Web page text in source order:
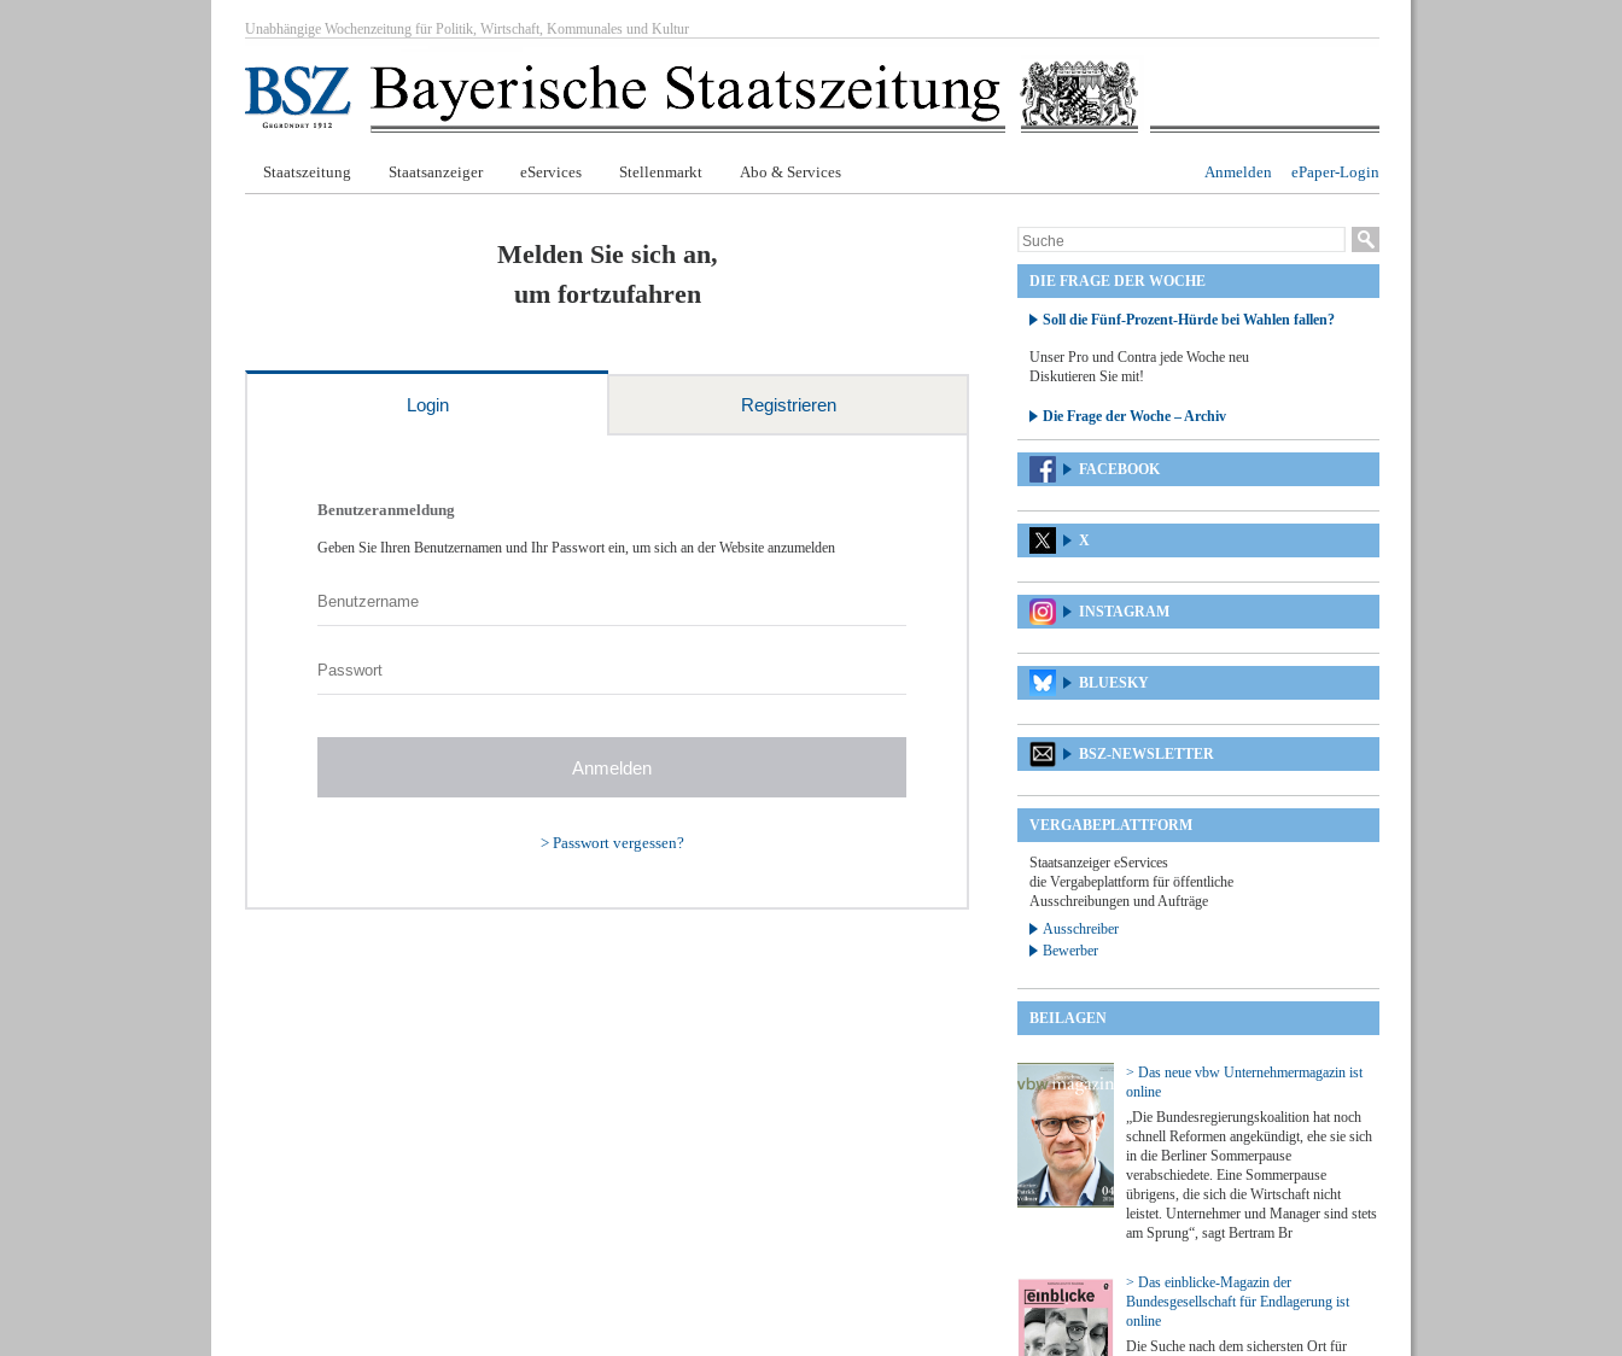
Unabhängige Wochenzeitung für Politik, Wirtschaft, Kommunales und Kultur
ePaper-Login
Anmelden
Staatszeitung Staatsanzeiger eServices Stellenmarkt Abo & Services
Melden Sie sich an,
um fortzufahren
Login Registrieren
Benutzeranmeldung
Geben Sie Ihren Benutzernamen und Ihr Passwort ein, um sich an der Website anzumelden
> Passwort vergessen?
DIE FRAGE DER WOCHE
Soll die Fünf-Prozent-Hürde bei Wahlen fallen?
Unser Pro und Contra jede Woche neu
Diskutieren Sie mit!
Die Frage der Woche – Archiv
FACEBOOK
X
INSTAGRAM
BLUESKY
BSZ-NEWSLETTER
VERGABEPLATTFORM
Staatsanzeiger eServices
die Vergabeplattform für öffentliche
Ausschreibungen und Aufträge
Ausschreiber
Bewerber
BEILAGEN
> Das neue vbw Unternehmermagazin ist
online
„Die Bundesregierungskoalition hat noch
schnell Reformen angekündigt, ehe sie sich
in die Berliner Sommerpause
verabschiedete. Eine Sommerpause
übrigens, die sich die Wirtschaft nicht
leistet. Unternehmer und Manager sind stets
am Sprung“, sagt Bertram Br
> Das einblicke-Magazin der
Bundesgesellschaft für Endlagerung ist
online
Die Suche nach dem sichersten Ort für